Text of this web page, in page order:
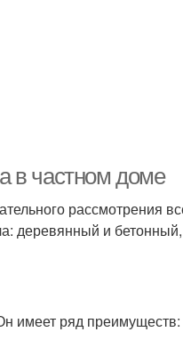
в частном доме
рассмотрения
деревянный и
имеет ряд преимуществ: